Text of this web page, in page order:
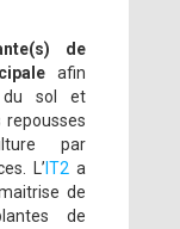
de
afin
du sol et
par
L’ IT2 a
de
de